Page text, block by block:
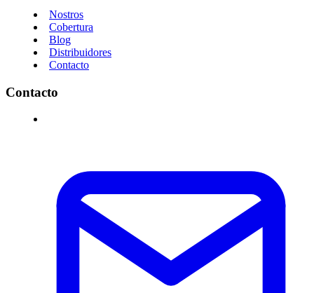
Nostros
Cobertura
Blog
Distribuidores
Contacto
Contacto